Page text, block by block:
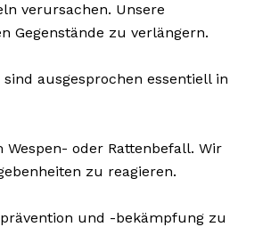
verursachen. Unsere
Gegenstände zu verlängern.
ausgesprochen essentiell in
oder Rattenbefall. Wir
zu reagieren.
und -bekämpfung zu